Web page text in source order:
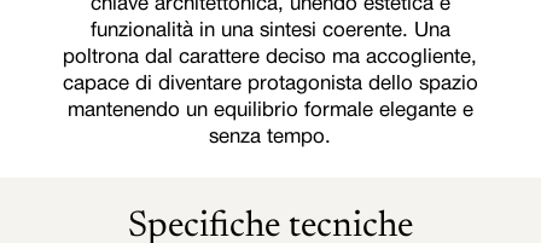
chiave architettonica, unendo estetica e
funzionalità in una sintesi coerente. Una
poltrona dal carattere deciso ma accogliente,
capace di diventare protagonista dello spazio
mantenendo un equilibrio formale elegante e
senza tempo.
Specifiche tecniche